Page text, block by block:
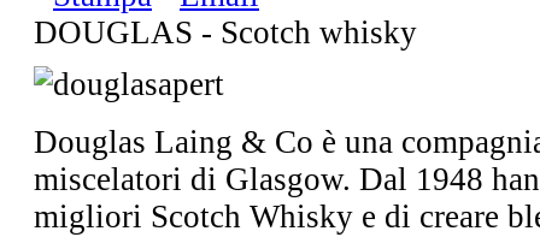
DOUGLAS - Scotch whisky
Douglas Laing & Co è una
miscelatori di Glasgow. Dal 1948
migliori Scotch Whisky e di creare